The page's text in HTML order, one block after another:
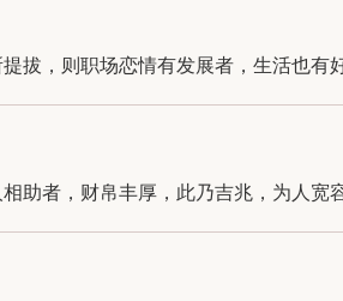
拔，则职场恋情有发展者，生活也有
助者，财帛丰厚，此乃吉兆，为人宽